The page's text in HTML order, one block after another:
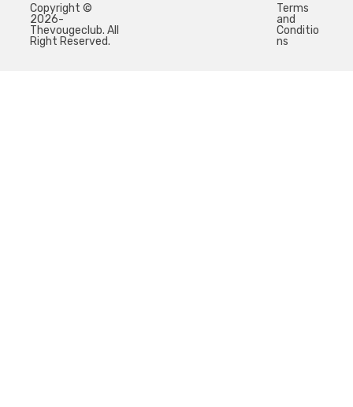
Copyright ©
2026-
Thevougeclub. All
Right Reserved.
Terms
and
Conditio
ns